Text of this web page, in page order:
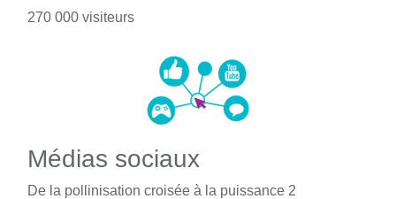
270 000 visiteurs
Médias sociaux
De la pollinisation croisée à la puissance 2